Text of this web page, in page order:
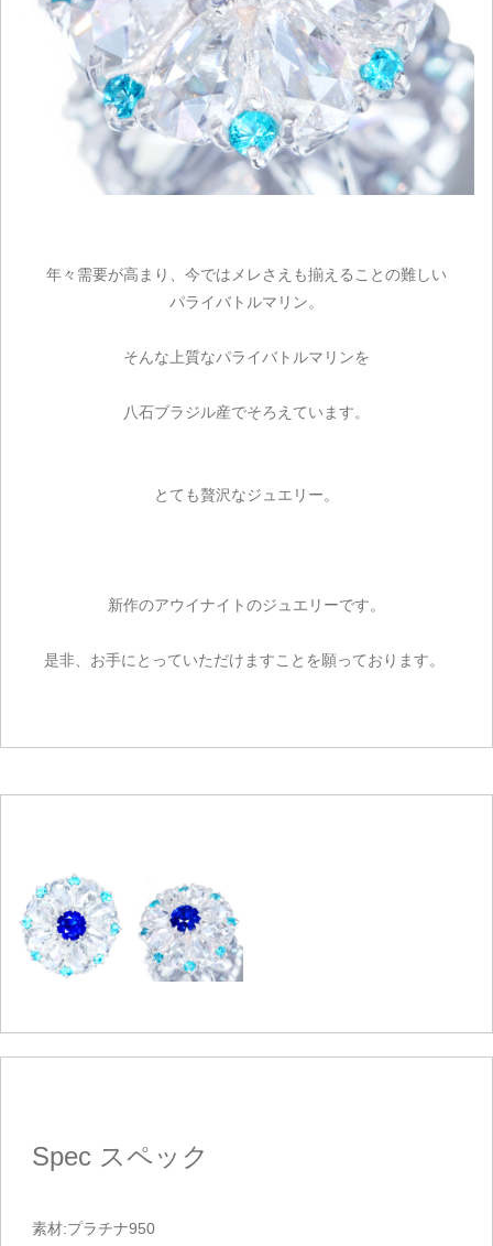
年々需要が高まり、今ではメレさえも揃えることの難しい
パライバトルマリン。
そんな上質なパライバトルマリンを
八石ブラジル産でそろえています。
とても贅沢なジュエリー。
新作のアウイナイトのジュエリーです。
是非、お手にとっていただけますことを願っております。
Spec スペック
素材:プラチナ950
ご注文手続き
カートを見る
お買い物を続ける